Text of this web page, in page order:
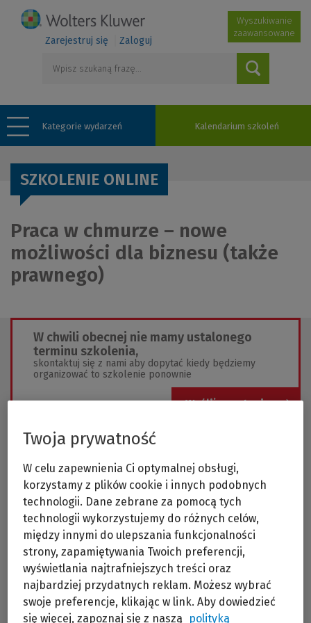
Zarejestruj się Zaloguj
Wyszukiwanie
zaawansowane
Kategorie wydarzeń Kalendarium szkoleń
SZKOLENIE ONLINE
Praca w chmurze – nowe
możliwości dla biznesu (także
prawnego)
W chwili obecnej nie mamy ustalonego
terminu szkolenia,
skontaktuj się z nami aby dopytać kiedy będziemy
organizować to szkolenie ponownie
Wyślij zapytanie
Rynek oferuje prawnikom wiele narzędzi i
rozwiązań technologicznych. Bezpieczną i
nowoczesną alternatywą dla tradycyjnych
rozwiązań serwerowych jest chmura. Jej
kluczowe korzyści to brak inwestycji we własną
infrastrukturę sprzętową i opiekę techniczną. Czy
prawnicy chętnie sięgają po narzędzia
chmurowe? Czy są one wystarczająco elastyczne
i skalowalne aby zagwarantować kancelariom
Twoja prywatność
W celu zapewnienia Ci optymalnej obsługi,
korzystamy z plików cookie i innych podobnych
technologii. Dane zebrane za pomocą tych
technologii wykorzystujemy do różnych celów,
między innymi do ulepszania funkcjonalności
strony, zapamiętywania Twoich preferencji,
wyświetlania najtrafniejszych treści oraz
najbardziej przydatnych reklam. Możesz wybrać
swoje preferencje, klikając w link. Aby dowiedzieć
się więcej, zapoznaj się z naszą
polityką